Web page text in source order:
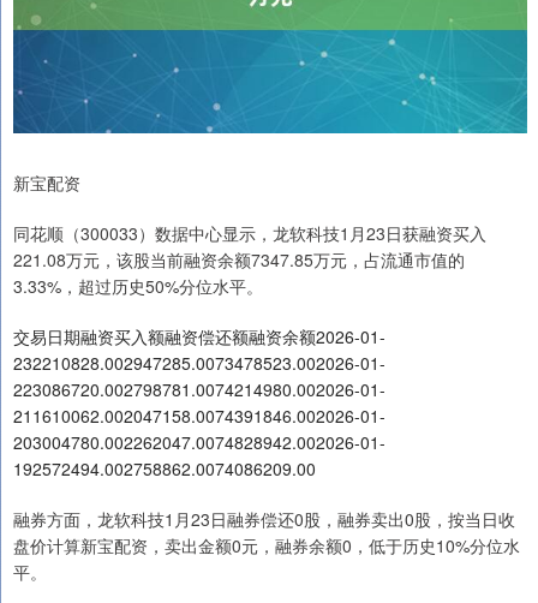
新宝配资
同花顺（300033）数据中心显示，龙软科技1月23日获融资买入
221.08万元，该股当前融资余额7347.85万元，占流通市值的
3.33%，超过历史50%分位水平。
交易日期融资买入额融资偿还额融资余额2026-01-
232210828.002947285.0073478523.002026-01-
223086720.002798781.0074214980.002026-01-
211610062.002047158.0074391846.002026-01-
203004780.002262047.0074828942.002026-01-
192572494.002758862.0074086209.00
融券方面，龙软科技1月23日融券偿还0股，融券卖出0股，按当日收
盘价计算新宝配资，卖出金额0元，融券余额0，低于历史10%分位水
平。